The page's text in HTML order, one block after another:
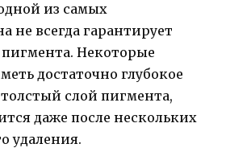
из самых
не всегда гарантирует
Некоторые
достаточно глубокое
слой пигмента,
даже после нескольких
удаления.